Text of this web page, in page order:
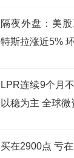
隔夜外盘：美
特斯拉涨近5%
LPR连续9个月
以稳为主 全球微
买在2900点 亏